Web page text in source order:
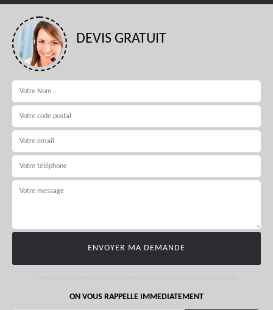
DEVIS GRATUIT
ON VOUS RAPPELLE IMMEDIATEMENT